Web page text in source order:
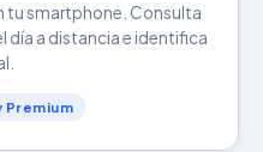
tu smartphone. Consulta
día a distancia e identifica
Premium